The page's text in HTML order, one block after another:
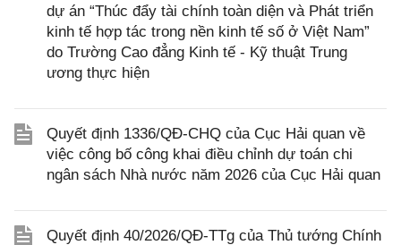
dự án “Thúc đẩy tài chính toàn diện và Phát triển
kinh tế hợp tác trong nền kinh tế số ở Việt Nam”
do Trường Cao đẳng Kinh tế - Kỹ thuật Trung
ương thực hiện
Quyết định 1336/QĐ-CHQ của Cục Hải quan về
việc công bố công khai điều chỉnh dự toán chi
ngân sách Nhà nước năm 2026 của Cục Hải quan
Quyết định 40/2026/QĐ-TTg của Thủ tướng Chính